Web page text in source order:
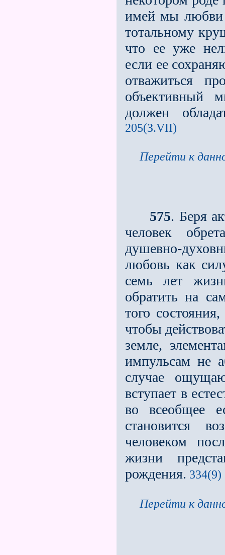
имей мы любви
тотальному
что ее уже
если ее
отважиться
объективный
должен
205(З.VII)
Перейти к
575. Беря
человек
душевно-
любовь как
семь лет
обратить на
того
чтобы
земле,
импульсам не
случае
вступает в
во всеобщее
стано­вится
человеком
жизни
рождения. 334(9)
Перейти к